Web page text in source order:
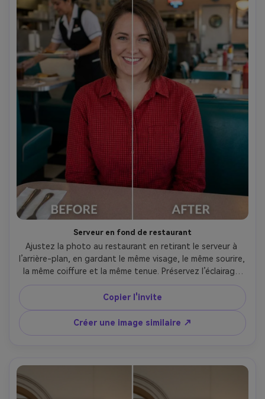
Serveur en fond de restaurant
Ajustez la photo au restaurant en retirant le serveur à
l’arrière-plan, en gardant le même visage, le même sourire,
la même coiffure et la même tenue. Préservez l’éclairage
chaud ambiant, la texture des tables et les détails du
décor sans bavure., proportions crédibles préservées --ar
4:5
Copier l'invite
Créer une image similaire ↗